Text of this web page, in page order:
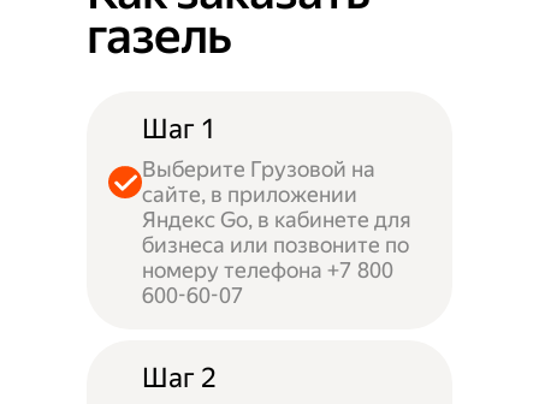
газель
Шаг 1
Выберите Грузовой на
сайте, в приложении
Яндекс Go, в кабинете для
бизнеса или позвоните по
номеру телефона +7 800
600-60-07
Шаг 2